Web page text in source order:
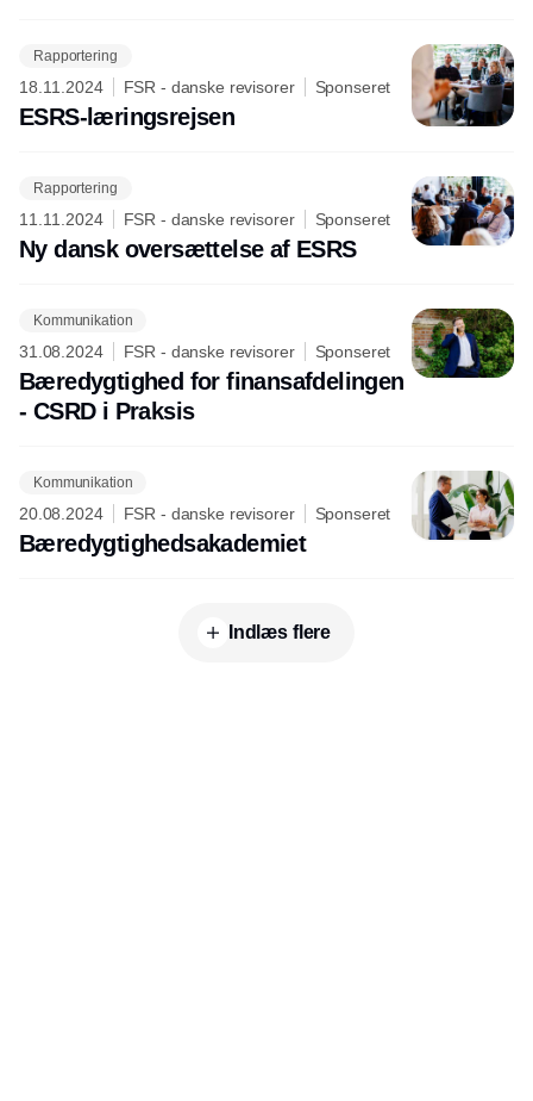
Rapportering
18.11.2024 FSR - danske revisorer Sponseret
ESRS-læringsrejsen
Rapportering
11.11.2024 FSR - danske revisorer Sponseret
Ny dansk oversættelse af ESRS
Kommunikation
31.08.2024 FSR - danske revisorer Sponseret
Bæredygtighed for finansafdelingen
- CSRD i Praksis
Kommunikation
20.08.2024 FSR - danske revisorer Sponseret
Bæredygtighedsakademiet
Indlæs flere